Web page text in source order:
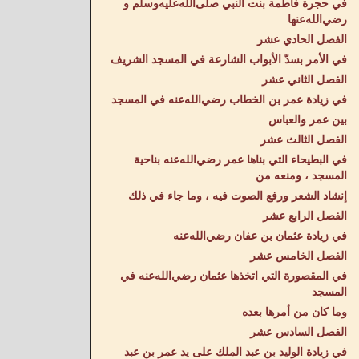
في حجرة فاطمة بنت النبي صلى‌الله‌عليه‌وسلم و
رضي‌الله‌عنها
الفصل الحادي عشر
في الأمر بسدّ الأبواب الشارعة في المسجد الشريف
الفصل الثاني عشر
في زيادة عمر بن الخطاب رضي‌الله‌عنه في المسجد
بين عمر والعباس
الفصل الثالث عشر
في البطيحاء التي بناها عمر رضي‌الله‌عنه بناحية
المسجد ، ومنعه من
إنشاد الشعر ورفع الصوت فيه ، وما جاء في ذلك
الفصل الرابع عشر
في زيادة عثمان بن عفان رضي‌الله‌عنه
الفصل الخامس عشر
في المقصورة التي اتخذها عثمان رضي‌الله‌عنه في
المسجد
وما كان من أمرها بعده
الفصل السادس عشر
في زيادة الوليد بن عبد الملك على يد عمر بن عبد